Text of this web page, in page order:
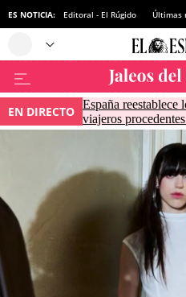
ES NOTICIA: Editoral - El Rúgido Últimas
EN DIRECTO España reestablece
viajeros